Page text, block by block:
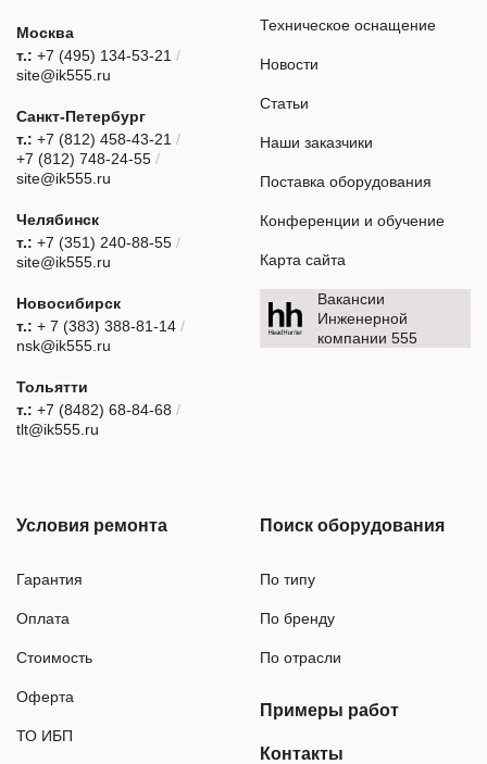
Москва
т.: +7 (495) 134-53-21 /
site@ik555.ru
Санкт-Петербург
т.: +7 (812) 458-43-21 /
+7 (812) 748-24-55 /
site@ik555.ru
Челябинск
т.: +7 (351) 240-88-55 /
site@ik555.ru
Новосибирск
т.: + 7 (383) 388-81-14 /
nsk@ik555.ru
Тольятти
т.: +7 (8482) 68-84-68 /
tlt@ik555.ru
Техническое оснащение
Новости
Статьи
Наши заказчики
Поставка оборудования
Конференции и обучение
Карта сайта
Вакансии
Инженерной
компании 555
Условия ремонта
Гарантия
Оплата
Стоимость
Оферта
ТО ИБП
Поиск оборудования
По типу
По бренду
По отрасли
Примеры работ
Контакты